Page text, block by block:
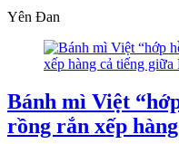
Yên Đan
Bánh mì Việt
rồng rắn xếp